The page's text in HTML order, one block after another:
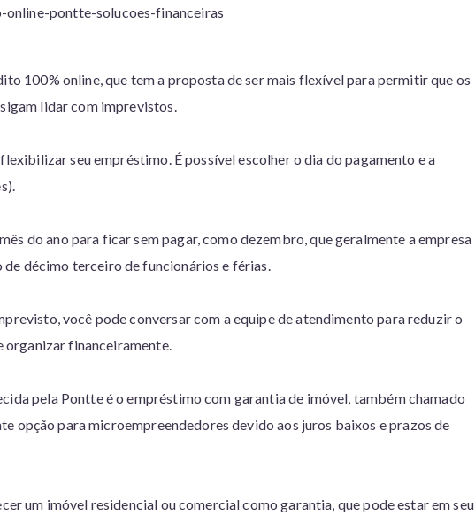
100% online, que tem a proposta de ser mais flexível para permitir que os
lidar com imprevistos.
seu empréstimo. É possível escolher o dia do pagamento e a
do ano para ficar sem pagar, como dezembro, que geralmente a empresa
décimo terceiro de funcionários e férias.
você pode conversar com a equipe de atendimento para reduzir o
organizar financeiramente.
pela Pontte é o empréstimo com garantia de imóvel, também chamado
opção para microempreendedores devido aos juros baixos e prazos de
um imóvel residencial ou comercial como garantia, que pode estar em seu